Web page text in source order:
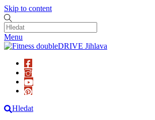
Skip to content
Menu
Hledat